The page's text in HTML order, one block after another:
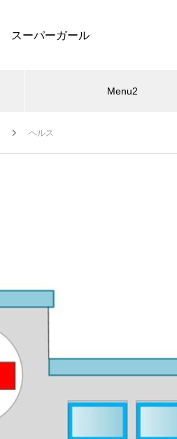
スーパーガール
Menu2
Gourmet
ヘルス